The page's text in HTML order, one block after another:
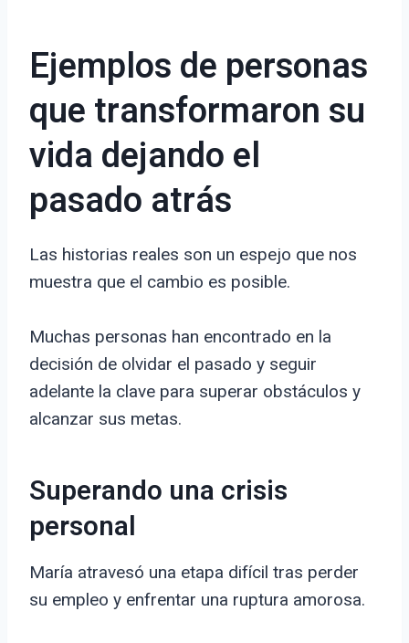
Ejemplos de personas
que transformaron su
vida dejando el
pasado atrás
Las historias reales son un espejo que nos
muestra que el cambio es posible.
Muchas personas han encontrado en la
decisión de olvidar el pasado y seguir
adelante la clave para superar obstáculos y
alcanzar sus metas.
Superando una crisis
personal
María atravesó una etapa difícil tras perder
su empleo y enfrentar una ruptura amorosa.